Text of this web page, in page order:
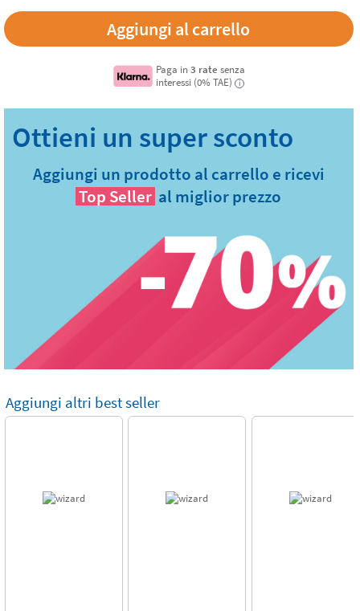
Paga in 3 rate senza
interessi (0% TAE)
i
Aggiungi un prodotto al carrello e ricevi
Top Seller al miglior prezzo
Aggiungi altri best seller